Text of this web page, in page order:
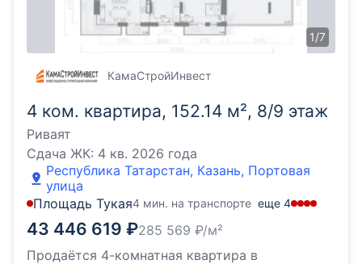
1/7
4 ком. квартира, 152.14 м², 8/9 этаж
Риваят
Сдача ЖК: 4 кв. 2026 года
Республика Татарстан, Казань, Портовая
улица
Площадь Тукая4 мин. на транспорте еще 4
43 446 619 ₽285 569 ₽/м²
Продаётся 4-комнатная квартира в
КамаСтройИнвест